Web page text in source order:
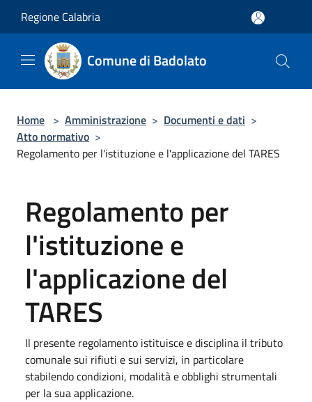
Regione Calabria
Comune di Badolato
Home > Amministrazione > Documenti e dati >
Atto normativo >
Regolamento per l'istituzione e l'applicazione del TARES
Regolamento per
l'istituzione e
l'applicazione del
TARES
Il presente regolamento istituisce e disciplina il tributo
comunale sui rifiuti e sui servizi, in particolare
stabilendo condizioni, modalità e obblighi strumentali
per la sua applicazione.